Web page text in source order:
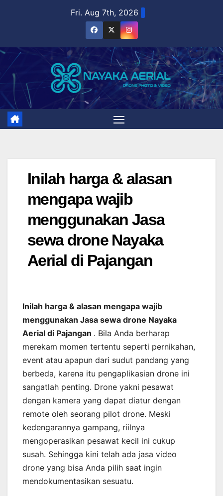
Fri. Aug 7th, 2026
Inilah harga & alasan
mengapa wajib
menggunakan Jasa
sewa drone Nayaka
Aerial di Pajangan
Inilah harga & alasan mengapa wajib
menggunakan Jasa sewa drone Nayaka
Aerial di Pajangan . Bila Anda berharap
merekam momen tertentu seperti pernikahan,
event atau apapun dari sudut pandang yang
berbeda, karena itu pengaplikasian drone ini
sangatlah penting. Drone yakni pesawat
dengan kamera yang dapat diatur dengan
remote oleh seorang pilot drone. Meski
kedengarannya gampang, riilnya
mengoperasikan pesawat kecil ini cukup
susah. Sehingga kini telah ada jasa video
drone yang bisa Anda pilih saat ingin
mendokumentasikan sesuatu.